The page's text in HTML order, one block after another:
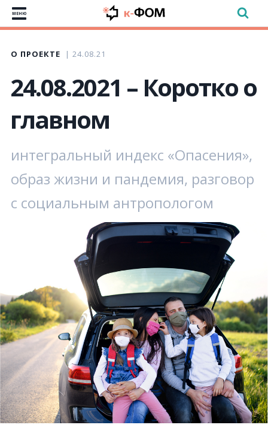
МЕНЮ
О ПРОЕКТЕ 24.08.21
24.08.2021 – Коротко о
главном
интегральный индекс «Опасения»,
образ жизни и пандемия, разговор
с социальным антропологом